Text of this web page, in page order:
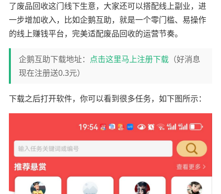
了废品回收这门线下生意，大家还可以搭配线上副业，进
一步增加收入，比如企鹅互助，就是一个零门槛、易操作
的线上赚钱平台，完美适配废品回收的运营节奏。
企鹅互助下载地址： 点击这里马上注册下载（好消息
现在注册送0.3元）
下载之后打开软件，你可以看到很多任务，如下图所示：